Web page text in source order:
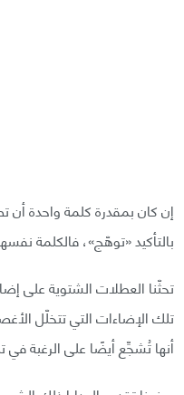
إن كان بمقدرة كلمة واحدة
بالتأكيد «توهّج»، فالكلمة
تحثّنا العطلات الشتوية على
تلك الإضاءات التي تتخلّل
أنها تُشجِّع أيضًا على الرغبة في